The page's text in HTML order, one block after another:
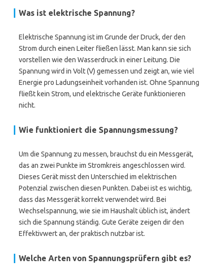
Was ist elektrische Spannung?
Elektrische Spannung ist im Grunde der Druck, der den
Strom durch einen Leiter fließen lässt. Man kann sie sich
vorstellen wie den Wasserdruck in einer Leitung. Die
Spannung wird in Volt (V) gemessen und zeigt an, wie viel
Energie pro Ladungseinheit vorhanden ist. Ohne Spannung
fließt kein Strom, und elektrische Geräte funktionieren
nicht.
Wie funktioniert die Spannungsmessung?
Um die Spannung zu messen, brauchst du ein Messgerät,
das an zwei Punkte im Stromkreis angeschlossen wird.
Dieses Gerät misst den Unterschied im elektrischen
Potenzial zwischen diesen Punkten. Dabei ist es wichtig,
dass das Messgerät korrekt verwendet wird. Bei
Wechselspannung, wie sie im Haushalt üblich ist, ändert
sich die Spannung ständig. Gute Geräte zeigen dir den
Effektivwert an, der praktisch nutzbar ist.
Welche Arten von Spannungsprüfern gibt es?